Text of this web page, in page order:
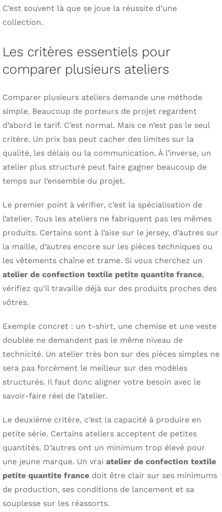
C’est souvent là que se joue la réussite d’une
collection.
Les critères essentiels pour
comparer plusieurs ateliers
Comparer plusieurs ateliers demande une méthode
simple. Beaucoup de porteurs de projet regardent
d’abord le tarif. C’est normal. Mais ce n’est pas le seul
critère. Un prix bas peut cacher des limites sur la
qualité, les délais ou la communication. À l’inverse, un
atelier plus structuré peut faire gagner beaucoup de
temps sur l’ensemble du projet.
Le premier point à vérifier, c’est la spécialisation de
l’atelier. Tous les ateliers ne fabriquent pas les mêmes
produits. Certains sont à l’aise sur le jersey, d’autres sur
la maille, d’autres encore sur les pièces techniques ou
les vêtements chaîne et trame. Si vous cherchez un
atelier de confection textile petite quantite france,
vérifiez qu’il travaille déjà sur des produits proches des
vôtres.
Exemple concret : un t-shirt, une chemise et une veste
doublée ne demandent pas le même niveau de
technicité. Un atelier très bon sur des pièces simples ne
sera pas forcément le meilleur sur des modèles
structurés. Il faut donc aligner votre besoin avec le
savoir-faire réel de l’atelier.
Le deuxième critère, c’est la capacité à produire en
petite série. Certains ateliers acceptent de petites
quantités. D’autres ont un minimum trop élevé pour
une jeune marque. Un vrai atelier de confection textile
petite quantite france doit être clair sur ses minimums
de production, ses conditions de lancement et sa
souplesse sur les réassorts.